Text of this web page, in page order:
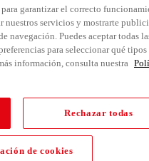
garantizar el correcto
nuestros servicios y mostrarte
navegación. Puedes aceptar todas
para seleccionar qué tipos
información, consulta nuestra
Rechazar todas
de cookies